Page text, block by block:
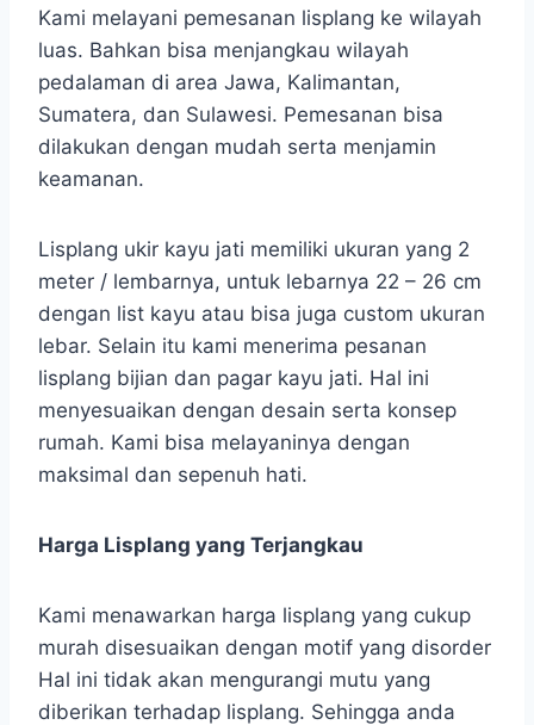
Kami melayani pemesanan lisplang ke wilayah
luas. Bahkan bisa menjangkau wilayah
pedalaman di area Jawa, Kalimantan,
Sumatera, dan Sulawesi. Pemesanan bisa
dilakukan dengan mudah serta menjamin
keamanan.
Lisplang ukir kayu jati memiliki ukuran yang 2
meter / lembarnya, untuk lebarnya 22 – 26 cm
dengan list kayu atau bisa juga custom ukuran
lebar. Selain itu kami menerima pesanan
lisplang bijian dan pagar kayu jati. Hal ini
menyesuaikan dengan desain serta konsep
rumah. Kami bisa melayaninya dengan
maksimal dan sepenuh hati.
Harga Lisplang yang Terjangkau
Kami menawarkan harga lisplang yang cukup
murah disesuaikan dengan motif yang disorder
Hal ini tidak akan mengurangi mutu yang
diberikan terhadap lisplang. Sehingga anda